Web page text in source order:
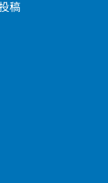
稿